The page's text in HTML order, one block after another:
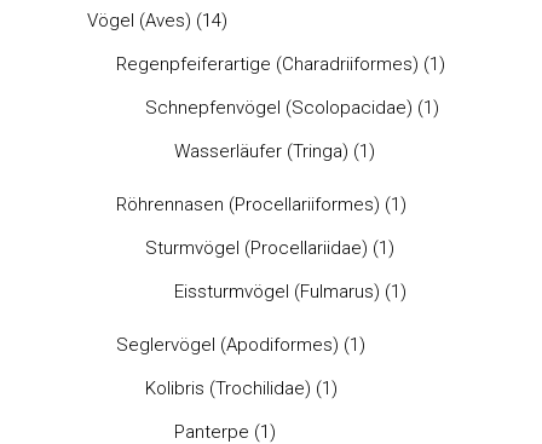
Vögel (Aves) (14)
Regenpfeiferartige (Charadriiformes) (1)
Schnepfenvögel (Scolopacidae) (1)
Wasserläufer (Tringa) (1)
Röhrennasen (Procellariiformes) (1)
Sturmvögel (Procellariidae) (1)
Eissturmvögel (Fulmarus) (1)
Seglervögel (Apodiformes) (1)
Kolibris (Trochilidae) (1)
Panterpe (1)